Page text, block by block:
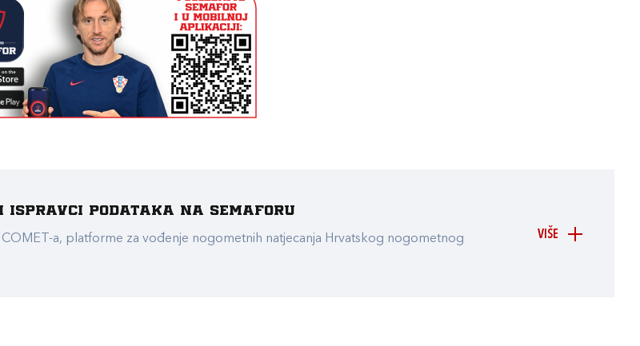
VIŠE
podataka na Semaforu
a, platforme za vođenje nogometnih natjecanja Hrvatskog nogometnog